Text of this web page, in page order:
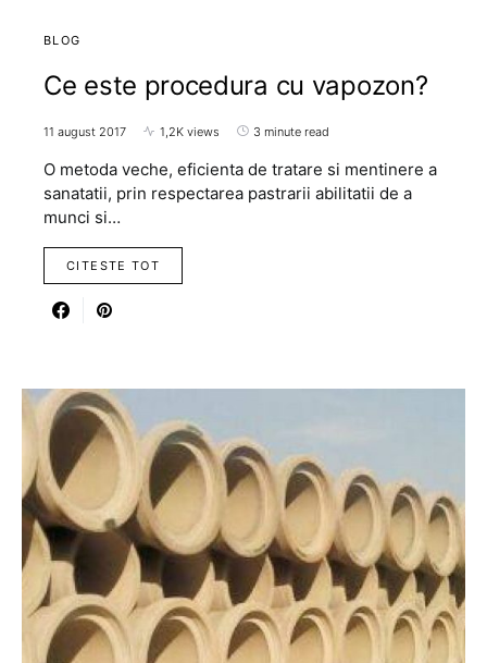
BLOG
Ce este procedura cu vapozon?
11 august 2017 1,2K views 3 minute read
O metoda veche, eficienta de tratare si mentinere a
sanatatii, prin respectarea pastrarii abilitatii de a
munci si…
CITESTE TOT